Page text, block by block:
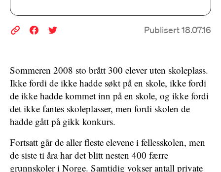
Publisert 18.07.16
Sommeren 2008 sto brått 300 elever uten skoleplass.
Ikke fordi de ikke hadde søkt på en skole, ikke fordi
de ikke hadde kommet inn på en skole, og ikke fordi
det ikke fantes skoleplasser, men fordi skolen de
hadde gått på gikk konkurs.
Fortsatt går de aller fleste elevene i fellesskolen, men
de siste ti åra har det blitt nesten 400 færre
grunnskoler i Norge. Samtidig vokser antall private